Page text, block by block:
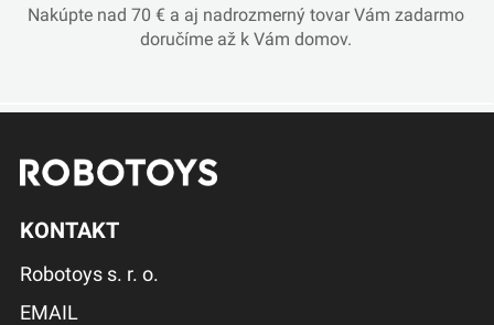
Nakúpte nad 70 € a aj nadrozmerný tovar Vám zadarmo
doručíme až k Vám domov.
KONTAKT
Robotoys s. r. o.
EMAIL